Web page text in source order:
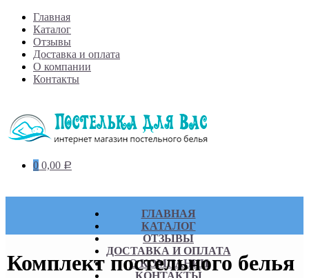
Skip
content
Главная
Каталог
Отзывы
Доставка и оплата
О компании
Контакты
0 0,00 Р
ГЛАВНАЯ
КАТАЛОГ
ОТЗЫВЫ
ДОСТАВКА И ОПЛАТА
О КОМПАНИИ
КОНТАКТЫ
Комплект постельного белья